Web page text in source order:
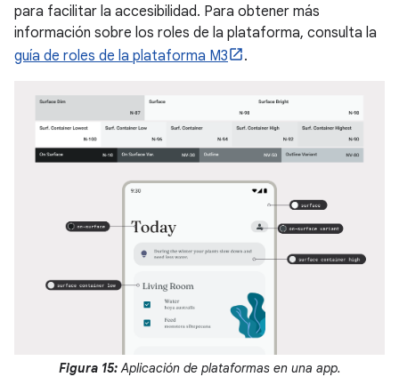
para facilitar la accesibilidad. Para obtener más
información sobre los roles de la plataforma, consulta la
guía de roles de la plataforma M3
.
Figura 15:Aplicación de plataformas en una app.